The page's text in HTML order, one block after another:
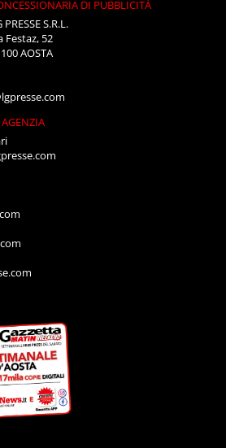
DI PUBBLICITÀ
PRESSE S.R.L.
Festaz, 52
AOSTA